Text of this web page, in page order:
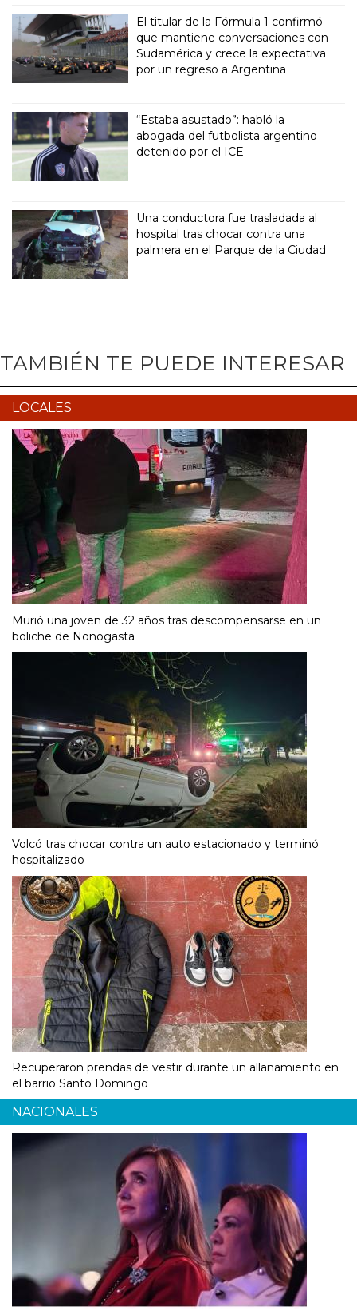
El titular de la Fórmula 1 confirmó
que mantiene conversaciones con
Sudamérica y crece la expectativa
por un regreso a Argentina
“Estaba asustado”: habló la
abogada del futbolista argentino
detenido por el ICE
Una conductora fue trasladada al
hospital tras chocar contra una
palmera en el Parque de la Ciudad
TAMBIÉN TE PUEDE INTERESAR
LOCALES
Murió una joven de 32 años tras descompensarse en un
boliche de Nonogasta
Volcó tras chocar contra un auto estacionado y terminó
hospitalizado
Recuperaron prendas de vestir durante un allanamiento en
el barrio Santo Domingo
NACIONALES